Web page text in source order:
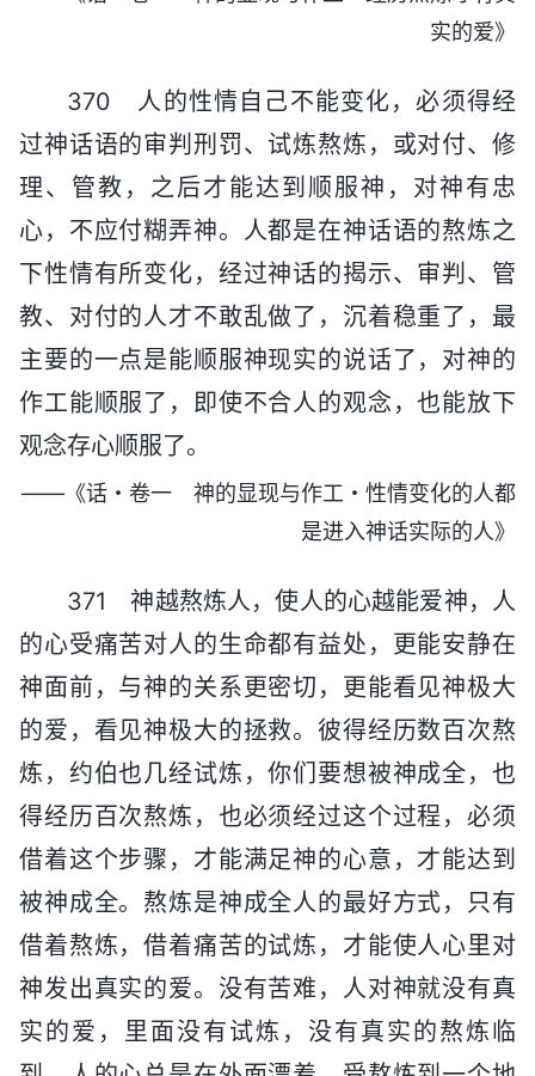
实的爱》
370 人的性情自己不能变化，必须得经
过神话语的审判刑罚、试炼熬炼，或对付、修
理、管教，之后才能达到顺服神，对神有忠
心，不应付糊弄神。人都是在神话语的熬炼之
下性情有所变化，经过神话的揭示、审判、管
教、对付的人才不敢乱做了，沉着稳重了，最
主要的一点是能顺服神现实的说话了，对神的
作工能顺服了，即使不合人的观念，也能放下
观念存心顺服了。
——《话・卷一 神的显现与作工・性情变化的人都
是进入神话实际的人》
371 神越熬炼人，使人的心越能爱神，人
的心受痛苦对人的生命都有益处，更能安静在
神面前，与神的关系更密切，更能看见神极大
的爱，看见神极大的拯救。彼得经历数百次熬
炼，约伯也几经试炼，你们要想被神成全，也
得经历百次熬炼，也必须经过这个过程，必须
借着这个步骤，才能满足神的心意，才能达到
被神成全。熬炼是神成全人的最好方式，只有
借着熬炼，借着痛苦的试炼，才能使人心里对
神发出真实的爱。没有苦难，人对神就没有真
实的爱，里面没有试炼，没有真实的熬炼临